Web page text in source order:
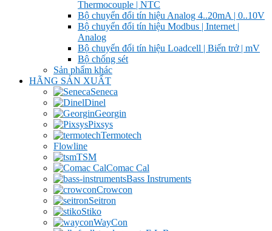
Thermocouple | NTC
Bộ chuyển đổi tín hiệu Analog 4..20mA | 0..10V
Bộ chuyển đổi tín hiệu Modbus | Internet |
Analog
Bộ chuyển đổi tín hiệu Loadcell | Biến trở | mV
Bộ chống sét
Sản phẩm khác
HÃNG SẢN XUẤT
Seneca
Dinel
Georgin
Pixsys
Termotech
Flowline
TSM
Comac Cal
Bass Instruments
Crowcon
Seitron
Stiko
WayCon